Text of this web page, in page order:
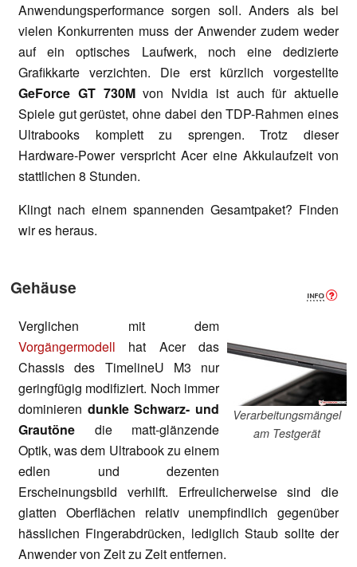
Anwendungsperformance sorgen soll. Anders als bei
vielen Konkurrenten muss der Anwender zudem weder
auf ein optisches Laufwerk, noch eine dedizierte
Grafikkarte verzichten. Die erst kürzlich vorgestellte
GeForce GT 730Mvon Nvidia ist auch für aktuelle
Spiele gut gerüstet, ohne dabei den TDP-Rahmen eines
Ultrabooks komplett zu sprengen. Trotz dieser
Hardware-Power verspricht Acer eine Akkulaufzeit von
stattlichen 8 Stunden.
Klingt nach einem spannenden Gesamtpaket? Finden
wir es heraus.
Gehäuse
Verarbeitungsmängel
am Testgerät
Verglichen mit dem
Vorgängermodell hat Acer das
Chassis des TimelineU M3 nur
geringfügig modifiziert. Noch immer
dominieren dunkle Schwarz- und
Grautöne die matt-glänzende
Optik, was dem Ultrabook zu einem
edlen und dezenten
Erscheinungsbild verhilft. Erfreulicherweise sind die
glatten Oberflächen relativ unempfindlich gegenüber
hässlichen Fingerabdrücken, lediglich Staub sollte der
Anwender von Zeit zu Zeit entfernen.